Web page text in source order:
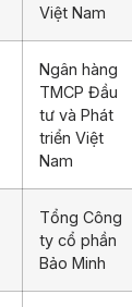
Việt Nam
Ngân hàng
TMCP Đầu
tư và Phát
triển Việt
Nam
Tổng Công
ty cổ phần
Bảo Minh